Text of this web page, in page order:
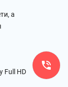
а
у Full HD